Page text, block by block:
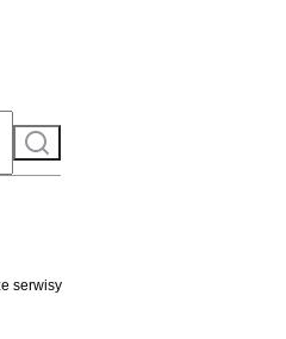
Szukaj
karcie
się w nowej karcie
serwisy